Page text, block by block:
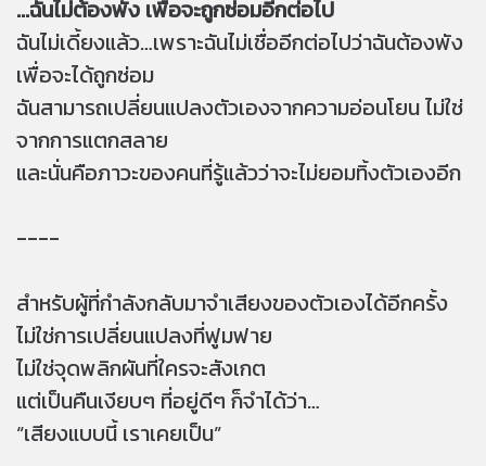
...ฉันไม่ต้องพัง เพื่อจะถูกซ่อมอีกต่อไป
ฉันไม่เดี้ยงแล้ว…เพราะฉันไม่เชื่ออีกต่อไปว่าฉันต้องพัง
เพื่อจะได้ถูกซ่อม
ฉันสามารถเปลี่ยนแปลงตัวเองจากความอ่อนโยน ไม่ใช่
จากการแตกสลาย
และนั่นคือภาวะของคนที่รู้แล้วว่าจะไม่ยอมทิ้งตัวเองอีก
----
สำหรับผู้ที่กำลังกลับมาจำเสียงของตัวเองได้อีกครั้ง
ไม่ใช่การเปลี่ยนแปลงที่ฟูมฟาย
ไม่ใช่จุดพลิกผันที่ใครจะสังเกต
แต่เป็นคืนเงียบๆ ที่อยู่ดีๆ ก็จำได้ว่า…
“เสียงแบบนี้ เราเคยเป็น”